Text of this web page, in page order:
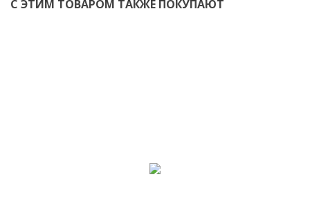
С ЭТИМ ТОВАРОМ ТАКЖЕ ПОКУПАЮТ